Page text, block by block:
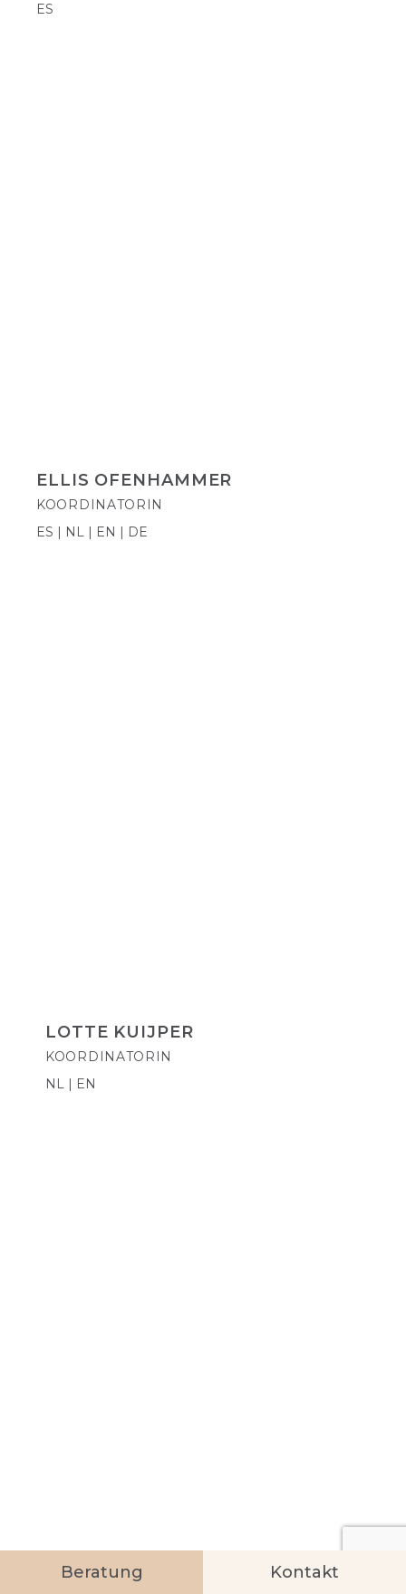
ES
ELLIS OFENHAMMER
KOORDINATORIN
ES | NL | EN | DE
LOTTE KUIJPER
KOORDINATORIN
NL | EN
EMMA O' DRISCOLL
Beratung Kontakt